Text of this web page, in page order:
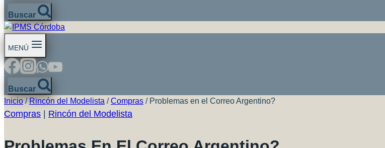
Buscar
MENÚ
Buscar
Inicio / Rincón del Modelista / Compras / Problemas en el Correo Argentino?
Compras | Rincón del Modelista